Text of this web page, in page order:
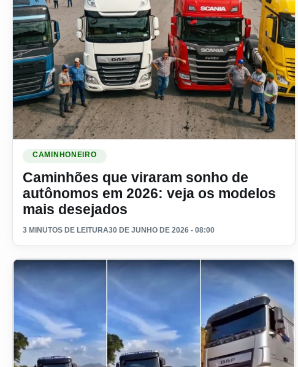
Ler materia: Caminhões que viraram sonho de autônomos em
CAMINHONEIRO
Caminhões que viraram sonho de
autônomos em 2026: veja os modelos
mais desejados
3 MINUTOS DE LEITURA30 DE JUNHO DE 2026 - 08:00